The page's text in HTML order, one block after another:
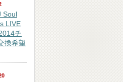
Soul
LIVE
チ
換希望